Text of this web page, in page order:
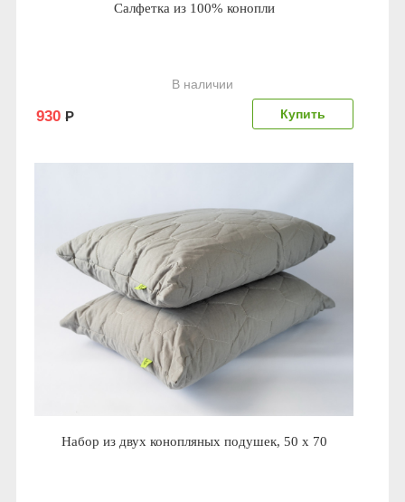
Салфетка из 100% конопли
В наличии
930 Р
Набор из двух конопляных подушек, 50 х 70